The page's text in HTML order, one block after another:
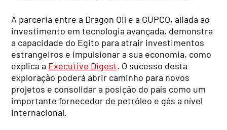
A parceria entre a Dragon Oil e a GUPCO, aliada ao
investimento em tecnologia avançada, demonstra
a capacidade do Egito para atrair investimentos
estrangeiros e impulsionar a sua economia, como
explica a Executive Digest. O sucesso desta
exploração poderá abrir caminho para novos
projetos e consolidar a posição do país como um
importante fornecedor de petróleo e gás a nível
internacional.